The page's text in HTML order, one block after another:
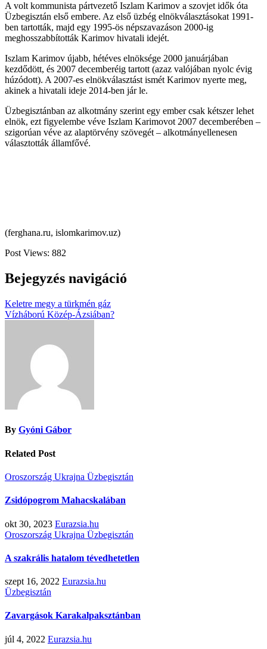
A volt kommunista pártvezető Iszlam Karimov a szovjet idők óta
Üzbegisztán első embere. Az első üzbég elnökválasztásokat 1991-
ben tartották, majd egy 1995-ös népszavazáson 2000-ig
meghosszabbították Karimov hivatali idejét.
Iszlam Karimov újabb, hétéves elnöksége 2000 januárjában
kezdődött, és 2007 decemberéig tartott (azaz valójában nyolc évig
húzódott). A 2007-es elnökválasztást ismét Karimov nyerte meg,
akinek a hivatali ideje 2014-ben jár le.
Üzbegisztánban az alkotmány szerint egy ember csak kétszer lehet
elnök, ezt figyelembe véve Iszlam Karimovot 2007 decemberében –
szigorúan véve az alaptörvény szövegét – alkotmányellenesen
választották államfővé.
(ferghana.ru, islomkarimov.uz)
Post Views: 882
Bejegyzés navigáció
Keletre megy a türkmén gáz
Vízháború Közép-Ázsiában?
By Gyóni Gábor
Related Post
Oroszország Ukrajna Üzbegisztán
Zsidópogrom Mahacskalában
okt 30, 2023 Eurazsia.hu
Oroszország Ukrajna Üzbegisztán
A szakrális hatalom tévedhetetlen
szept 16, 2022 Eurazsia.hu
Üzbegisztán
Zavargások Karakalpaksztánban
júl 4, 2022 Eurazsia.hu